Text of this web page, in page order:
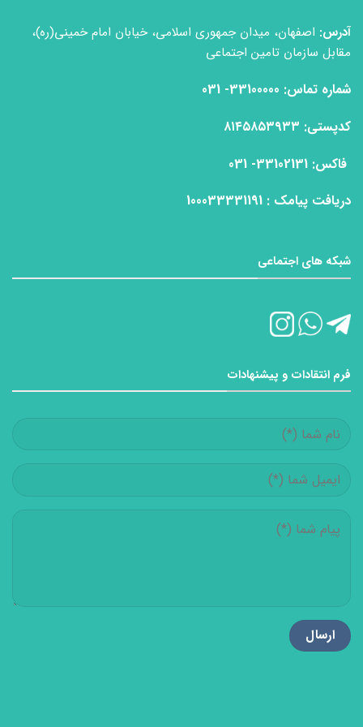
آدرس: اصفهان، میدان جمهوری اسلامی، خیابان امام خمینی(ره)،
مقابل سازمان تامین اجتماعی
شماره تماس: 33100000- 031
كدپستی: ۸۱۴۵۸۵۳۹۳۳
فاكس: 33102131- 031
دریافت پیامک : 100033331191
شبکه های اجتماعی
فرم انتقادات و پیشنهادات